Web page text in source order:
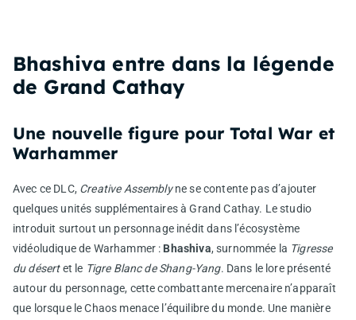
Bhashiva entre dans la légende
de Grand Cathay
Une nouvelle figure pour Total War et
Warhammer
Avec ce DLC, Creative Assemblyne se contente pas d’ajouter
quelques unités supplémentaires à Grand Cathay. Le studio
introduit surtout un personnage inédit dans l’écosystème
vidéoludique de Warhammer : Bhashiva, surnommée la Tigresse
du désertet le Tigre Blanc de Shang-Yang. Dans le lore présenté
autour du personnage, cette combattante mercenaire n’apparaît
que lorsque le Chaos menace l’équilibre du monde. Une manière